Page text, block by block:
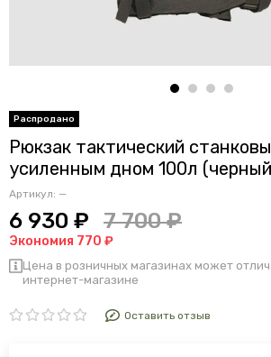
Рюкзак тактический
усиленным дном 100л
Артикул: —
6 930 ₽ 7 700 ₽
Экономия 770 ₽
Цена в розничных магазинах может
интернет-магазине
Оставить отзыв